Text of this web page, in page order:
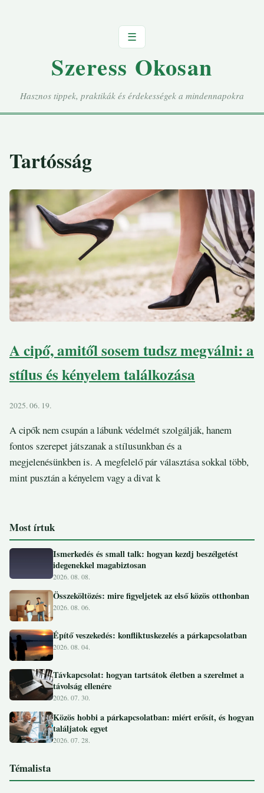
☰
Szeress Okosan
Hasznos tippek, praktikák és érdekességek a mindennapokra
Tartósság
A cipő, amitől sosem tudsz megválni: a
stílus és kényelem találkozása
2025. 06. 19.
A cipők nem csupán a lábunk védelmét szolgálják, hanem
fontos szerepet játszanak a stílusunkban és a
megjelenésünkben is. A megfelelő pár választása sokkal több,
mint pusztán a kényelem vagy a divat k
Most írtuk
Ismerkedés és small talk: hogyan kezdj beszélgetést
idegenekkel magabiztosan
2026. 08. 08.
Összeköltözés: mire figyeljetek az első közös otthonban
2026. 08. 06.
Építő veszekedés: konfliktuskezelés a párkapcsolatban
2026. 08. 04.
Távkapcsolat: hogyan tartsátok életben a szerelmet a
távolság ellenére
2026. 07. 30.
Közös hobbi a párkapcsolatban: miért erősít, és hogyan
találjatok egyet
2026. 07. 28.
Témalista